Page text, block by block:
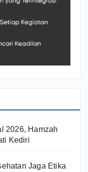
2026, Hamzah
Kediri
Jaga Etika